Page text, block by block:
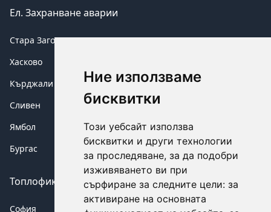
Ние използваме
бисквитки
Този уебсайт използва
бисквитки и други технологии
за проследяване, за да подобри
изживяването ви при
сърфиране за следните цели: за
активиране на основната
Ел. Захранване аварии
Стара Загора
Хасково
Кърджали
Сливен
Ямбол
Бургас
Топлофикация аварии
София